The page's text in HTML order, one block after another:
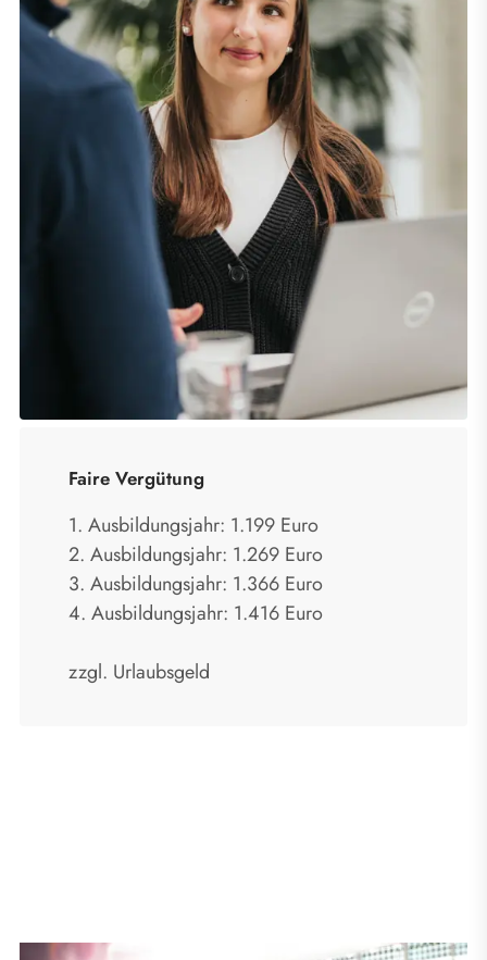
Faire Vergütung
1. Ausbildungsjahr: 1.199 Euro
2. Ausbildungsjahr: 1.269 Euro
3. Ausbildungsjahr: 1.366 Euro
4. Ausbildungsjahr: 1.416 Euro
zzgl. Urlaubsgeld